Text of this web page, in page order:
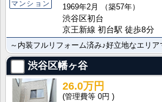
マンション
1969年2月
（築57年）
渋谷区初台
京王新線 初台駅 徒歩8分
～内装フルリフォーム済み♪好立地なエリア
渋谷区幡ヶ谷
26.0万円
0円